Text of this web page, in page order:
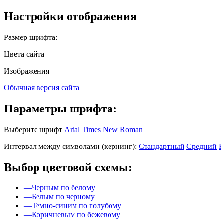
Настройки отображения
Размер шрифта:
Цвета сайта
Изображения
Обычная версия сайта
Параметры шрифта:
Выберите шрифт Arial Times New Roman
Интервал между символами (кернинг): Стандартный Средний
Выбор цветовой схемы:
—Черным по белому
—Белым по черному
—Темно-синим по голубому
—Коричневым по бежевому